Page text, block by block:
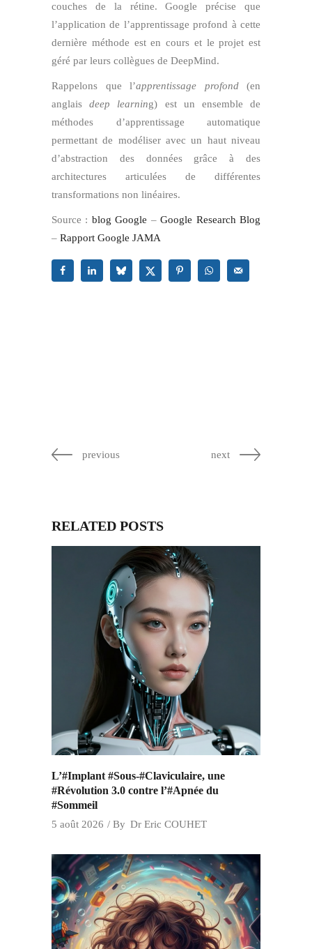
couches de la rétine. Google précise que
l’application de l’apprentissage profond à cette
dernière méthode est en cours et le projet est
géré par leurs collègues de DeepMind.
Rappelons que l’apprentissage profond(en
anglaisdeep learning) est un ensemble de
méthodes d’apprentissage automatique
permettant de modéliser avec un haut niveau
d’abstraction des données grâce à des
architectures articulées de différentes
transformations non linéaires.
Source : blog Google –Google Research Blog
– Rapport Google JAMA
previous next
RELATED POSTS
L’#Implant #Sous-#Claviculaire, une
#Révolution 3.0 contre l’#Apnée du
#Sommeil
5 août 2026 By Dr Eric COUHET